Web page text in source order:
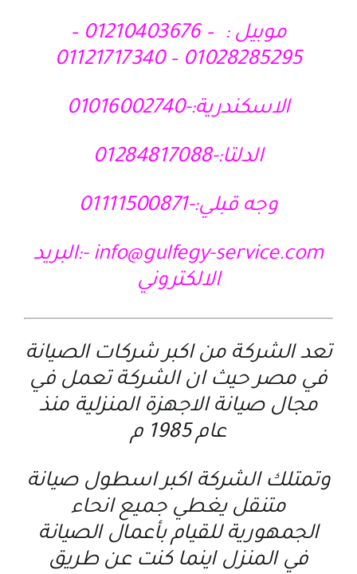
موبيل : – 01210403676 –
01028285295 – 01121717340
الاسكندرية:-01016002740
الدلتا:-01284817088
وجه قبلي:-01111500871
info@gulfegy-service.com -:البريد
الالكتروني
تعد الشركة من اكبر شركات الصيانة
في مصر حيث ان الشركة تعمل في
مجال صيانة الاجهزة المنزلية منذ
عام 1985 م
وتمتلك الشركة اكبر اسطول صيانة
متنقل يغطي جميع انحاء
الجمهورية للقيام بأعمال الصيانة
في المنزل اينما كنت عن طريق